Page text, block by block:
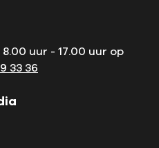
uur - 17.00 uur op
33 36
Twitterop Marktplaats
Petersen op LinkedIn